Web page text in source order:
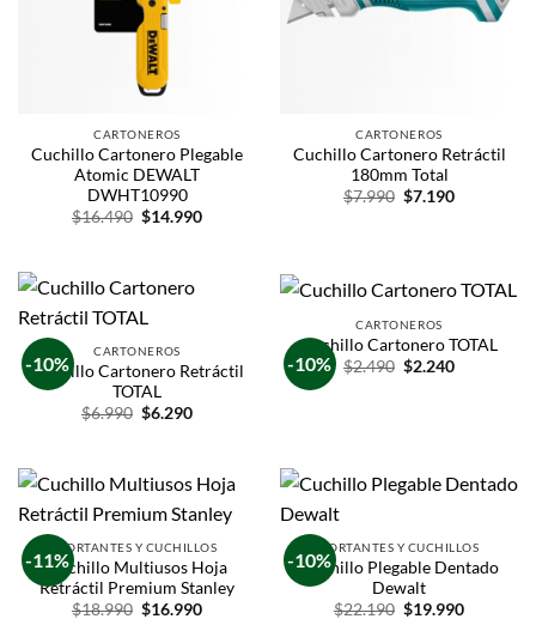
CARTONEROS
Cuchillo Cartonero Plegable
Atomic DEWALT
DWHT10990
$16.490 $14.990
CARTONEROS
Cuchillo Cartonero Retráctil
180mm Total
$7.990 $7.190
-10%
CARTONEROS
Cuchillo Cartonero Retráctil
TOTAL
$6.990 $6.290
-10%
CARTONEROS
Cuchillo Cartonero TOTAL
$2.490 $2.240
-11%
CORTANTES Y CUCHILLOS
Cuchillo Multiusos Hoja
Retráctil Premium Stanley
$18.990 $16.990
-10%
CORTANTES Y CUCHILLOS
Cuchillo Plegable Dentado
Dewalt
$22.190 $19.990